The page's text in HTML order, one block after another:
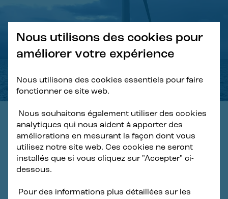
Nous utilisons des cookies pour
améliorer votre expérience
Nous utilisons des cookies essentiels pour faire
fonctionner ce site web.
Nous souhaitons également utiliser des cookies
analytiques qui nous aident à apporter des
améliorations en mesurant la façon dont vous
utilisez notre site web. Ces cookies ne seront
installés que si vous cliquez sur "Accepter" ci-
dessous.
Pour des informations plus détaillées sur les
La position de Principle Power est unique parmi
les fournisseurs de technologie flottante, nous
disposons en effet de plus de 12 ans
d'expérience dans l'exploitation de projets éoliens
flottants, dont
offshore de
WindFloat Atlantic etKincardine